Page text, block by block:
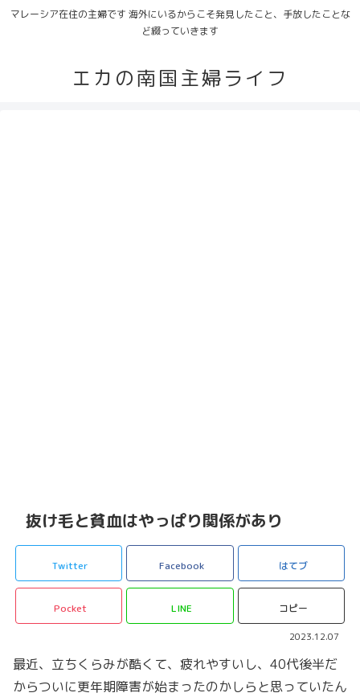
マレーシア在住の主婦です 海外にいるからこそ発見したこと、手放したことな
ど綴っていきます
エカの南国主婦ライフ
抜け毛と貧血はやっぱり関係があり
Twitter Facebook はてブ
Pocket LINE コピー
2023.12.07
最近、立ちくらみが酷くて、疲れやすいし、40代後半だ
からついに更年期障害が始まったのかしらと思っていたん